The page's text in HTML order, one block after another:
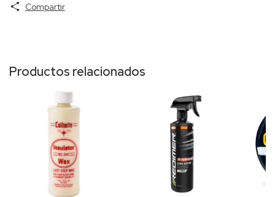
Compartir
Productos relacionados